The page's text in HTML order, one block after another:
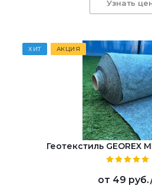
Узнать
ХИТ АКЦИЯ
Геотекстиль GEOREX
от 49 руб.